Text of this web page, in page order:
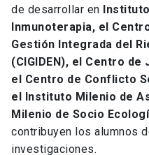
de desarrollar en
Inmunoterapia, el
Gestión Integrada del
(CIGIDEN), el Centro de
el Centro de Conflicto
el Instituto Milenio de
Milenio de Socio
contribuyen los alumnos
investigaciones.